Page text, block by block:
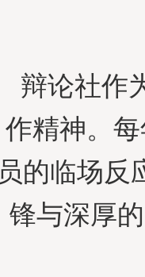
辩论社作
作精神。
员的临场反
锋与深厚